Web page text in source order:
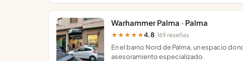
Warhammer Palma · Palma
★★★★★ 4.8· 169 reseñas
En el barrio Nord de Palma, un espacio
asesoramiento especializado.